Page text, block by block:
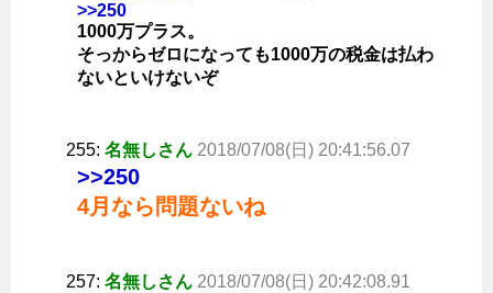
>>250
1000万プラス。
そっからゼロになっても1000万の税金は払わ
ないといけないぞ
255: 名無しさん 2018/07/08(日) 20:41:56.07
>>250
4月なら問題ないね
257: 名無しさん 2018/07/08(日) 20:42:08.91